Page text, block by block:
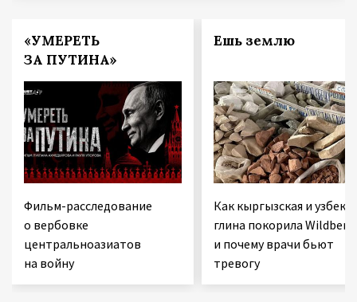
«УМЕРЕТЬ
ЗА ПУТИНА»
Фильм-расследование
о вербовке
центральноазиатов
на войну
Ешь землю
Как кыргызская и
глина покорила
и почему врачи бьют
тревогу